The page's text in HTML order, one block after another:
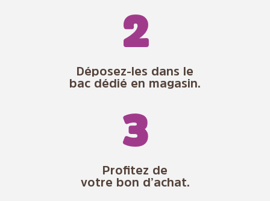
2
Déposez-les dans le
bac dédié en magasin.
3
Profitez de
votre bon d’achat.